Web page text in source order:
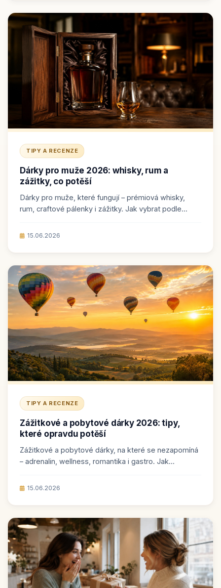
TIPY A RECENZE
Dárky pro muže 2026: whisky, rum a
zážitky, co potěší
Dárky pro muže, které fungují – prémiová whisky,
rum, craftové pálenky i zážitky. Jak vybrat podle...
15.06.2026
TIPY A RECENZE
Zážitkové a pobytové dárky 2026: tipy,
které opravdu potěší
Zážitkové a pobytové dárky, na které se nezapomíná
– adrenalin, wellness, romantika i gastro. Jak...
15.06.2026